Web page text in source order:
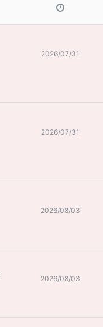
2026/07/31
2026/07/31
2026/08/03
2026/08/03